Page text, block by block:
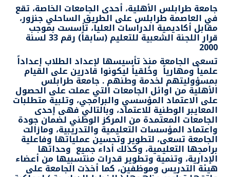
جامعة طرابلس الأهلية، أحدى الجامعات الخاصة، تقع
في العاصمة طرابلس على الطريق الساحلي جنزور،
مقابل أكاديمية الدراسات العليا، تأسست بموجب
قرار اللجنة الشعبية للتعليم (سابقاً) رقم 33 لسنة
2000
تسعى الجامعة منذ تأسيسها لإعداد الطلاب إعداداً
علمياً ومهارياً وخُلقياً ليكونوا قادرين على القيام
بمسؤوليتهم لخدمة وطنهم . جامعة طرابلس
الأهلية من اوائل الجامعات التي عملت على الحصول
على الاعتماد المؤسسي والبرامجي، وتلبية متطلبات
المعايبر الوطنية للاعتماد، وبالتالي فهى إحدى
الجامعات المعتمدة من المركز الوطني لضمان جودة
واعتماد المؤسسات التعليمية والتدريبية، ومازالت
الجامعة تسعى، لتطوير وتحسين عملياتها وفاعلية
برامجها التعليمية، وكذلك أداء جميع وحداتها
الإدارية، وتنمية وتطوير قدرات منتسبيها من أعضاء
هيئة التدريس وموظفين، كما أخذت الجامعة على